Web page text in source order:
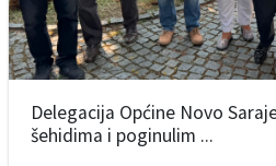
Delegacija Općine Novo
šehidima i poginulim ...